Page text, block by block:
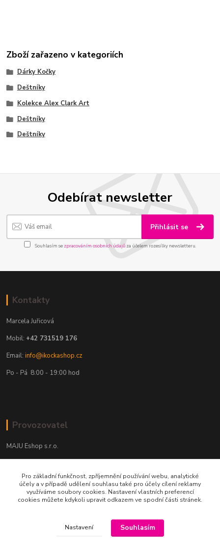
Zboží zařazeno v kategoriích
Dárky Kočky
Deštníky
Kolekce Alex Clark Art
Deštníky
Deštníky
Odebírat newsletter
Přihlásit se
Souhlasím se zpracováním osobních údajůza účelem rozesílky newsletteru.
Kontakty
Marcela Juřicová
Mobil: +42 731519 176
Email:info@ikockashop.cz
Po - Pá 8:00 - 19:00 hod
Provozovatel
MAJU Eshop s.r.o.
702 00 Ostrava
IČ: 09674799
Pro základní funkčnost, zpříjemnění používání webu, analytické
účely a v případě udělení souhlasu také pro účely cílení reklamy
využíváme soubory cookies. Nastavení vlastních preferencí
cookies můžete kdykoli upravit odkazem ve spodní části stránek.
Nastavení Souhlasím